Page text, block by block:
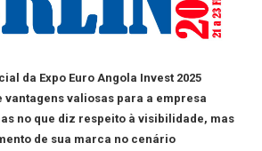
da Expo Euro Angola Invest 2025
valiosas para a empresa
no que diz respeito à visibilidade, mas
de sua marca no cenário